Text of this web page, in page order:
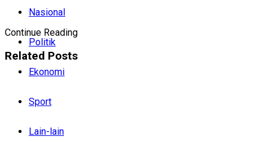
Nasional
Politik
Ekonomi
Sport
Lain-lain
Continue Reading
Related Posts